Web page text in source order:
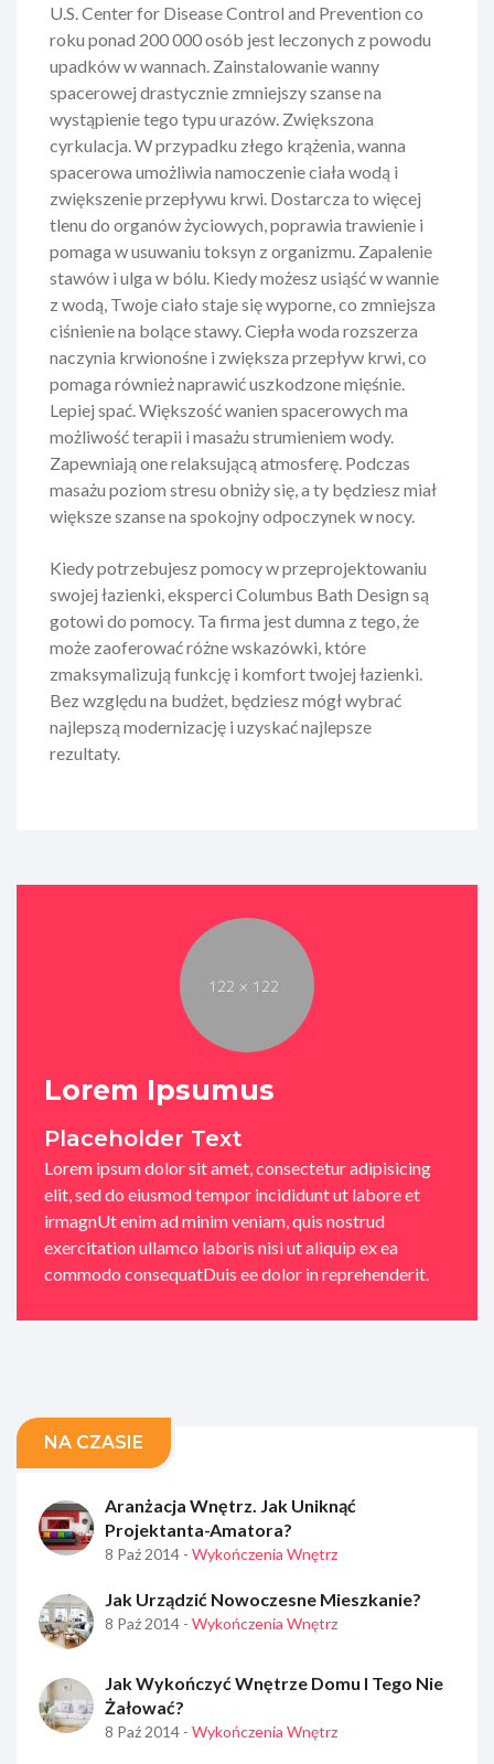
U.S. Center for Disease Control and Prevention co
roku ponad 200 000 osób jest leczonych z powodu
upadków w wannach. Zainstalowanie wanny
spacerowej drastycznie zmniejszy szanse na
wystąpienie tego typu urazów. Zwiększona
cyrkulacja. W przypadku złego krążenia, wanna
spacerowa umożliwia namoczenie ciała wodą i
zwiększenie przepływu krwi. Dostarcza to więcej
tlenu do organów życiowych, poprawia trawienie i
pomaga w usuwaniu toksyn z organizmu. Zapalenie
stawów i ulga w bólu. Kiedy możesz usiąść w wannie
z wodą, Twoje ciało staje się wyporne, co zmniejsza
ciśnienie na bolące stawy. Ciepła woda rozszerza
naczynia krwionośne i zwiększa przepływ krwi, co
pomaga również naprawić uszkodzone mięśnie.
Lepiej spać. Większość wanien spacerowych ma
możliwość terapii i masażu strumieniem wody.
Zapewniają one relaksującą atmosferę. Podczas
masażu poziom stresu obniży się, a ty będziesz miał
większe szanse na spokojny odpoczynek w nocy.
Kiedy potrzebujesz pomocy w przeprojektowaniu
swojej łazienki, eksperci Columbus Bath Design są
gotowi do pomocy. Ta firma jest dumna z tego, że
może zaoferować różne wskazówki, które
zmaksymalizują funkcję i komfort twojej łazienki.
Bez względu na budżet, będziesz mógł wybrać
najlepszą modernizację i uzyskać najlepsze
rezultaty.
Lorem Ipsumus
Placeholder Text
Lorem ipsum dolor sit amet, consectetur adipisicing
elit, sed do eiusmod tempor incididunt ut labore et
irmagnUt enim ad minim veniam, quis nostrud
exercitation ullamco laboris nisi ut aliquip ex ea
commodo consequatDuis ee dolor in reprehenderit.
NA CZASIE
Aranżacja Wnętrz. Jak Uniknąć
Projektanta-Amatora?
8 Paź 2014 - Wykończenia Wnętrz
Jak Urządzić Nowoczesne Mieszkanie?
8 Paź 2014 - Wykończenia Wnętrz
Jak Wykończyć Wnętrze Domu I Tego Nie
Żałować?
8 Paź 2014 - Wykończenia Wnętrz